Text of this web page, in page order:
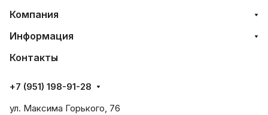
Компания
Информация
Контакты
+7 (951) 198-91-28
ул. Максима Горького, 76